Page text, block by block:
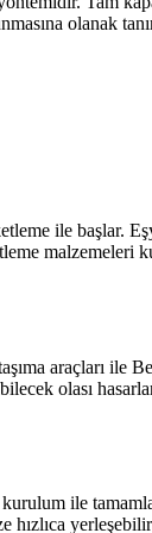
olanak
ile başlar.
malzemeleri
araçları ile
olası
ile
hızlıca